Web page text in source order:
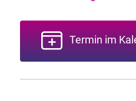
Termin im